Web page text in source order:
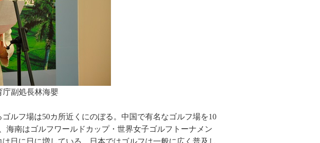
庁副処長林海嬰
ルフ場は50カ所近くにのぼる。中国で有名なゴルフ場を10
海南はゴルフワールドカップ・世界女子ゴルフトーナメン
日に日に増している。日本ではゴルフは一般に広く普及し